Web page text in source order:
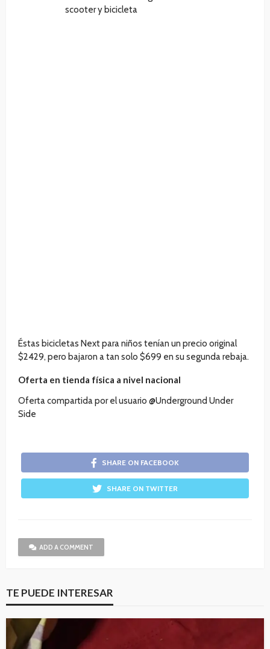
Éstas bicicletas Next para niños tenían un precio original
$2429, pero bajaron a tan solo $699 en su segunda rebaja.
Oferta en tienda física a nivel nacional
Oferta compartida por el usuario @Underground Under
Side
SHARE ON FACEBOOK
SHARE ON TWITTER
ADD A COMMENT
TE PUEDE INTERESAR